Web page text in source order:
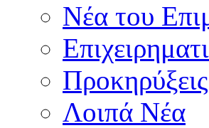
Νέα του
Λοιπά Νέα